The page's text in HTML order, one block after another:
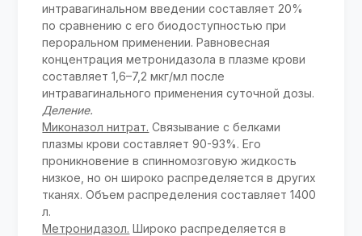
интравагинальном введении составляет 20%
по сравнению с его биодоступностью при
пероральном применении. Равновесная
концентрация метронидазола в плазме крови
составляет 1,6–7,2 мкг/мл после
интравагинального применения суточной дозы.
Деление.
Миконазол нитрат. Связывание с белками
плазмы крови составляет 90-93%. Его
проникновение в спинномозговую жидкость
низкое, но он широко распределяется в других
тканях. Объем распределения составляет 1400
л.
Метронидазол. Широко распределяется в